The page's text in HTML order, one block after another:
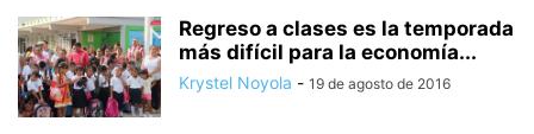
Regreso a clases es la temporada
más difícil para la economía...
Krystel Noyola - 19 de agosto de 2016